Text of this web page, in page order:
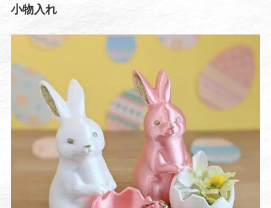
小物入れ